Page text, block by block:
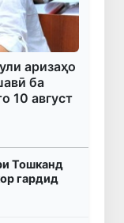
аризаҳо
ба
10 август
Тошканд
гардид